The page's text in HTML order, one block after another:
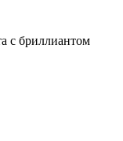
с бриллиантом